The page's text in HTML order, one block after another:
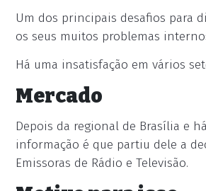
Um dos principais desafios para
os seus muitos problemas
Há uma insatisfação em vários
Mercado
Depois da regional de Brasília e
informação é que partiu dele a
Emissoras de Rádio e Televisão.